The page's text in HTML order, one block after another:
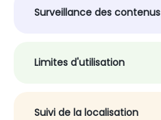
Surveillance des contenus
Limites d'utilisation
Suivi de la localisation